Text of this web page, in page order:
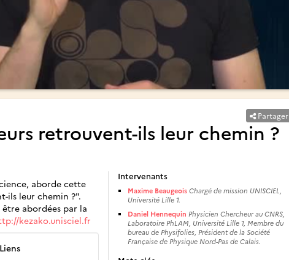
Partager
retrouvent-ils leur chemin ?
aborde cette
ils leur chemin ?".
abordées par la
kezako.unisciel.fr
Liens
Intervenants
Maxime Beaugeois Chargé de mission UNISCIEL,
Université Lille 1.
Daniel Hennequin Physicien Chercheur au CNRS,
Laboratoire PhLAM, Université Lille 1, Membre du
bureau de Physifolies, Président de la Société
Française de Physique Nord-Pas de Calais.